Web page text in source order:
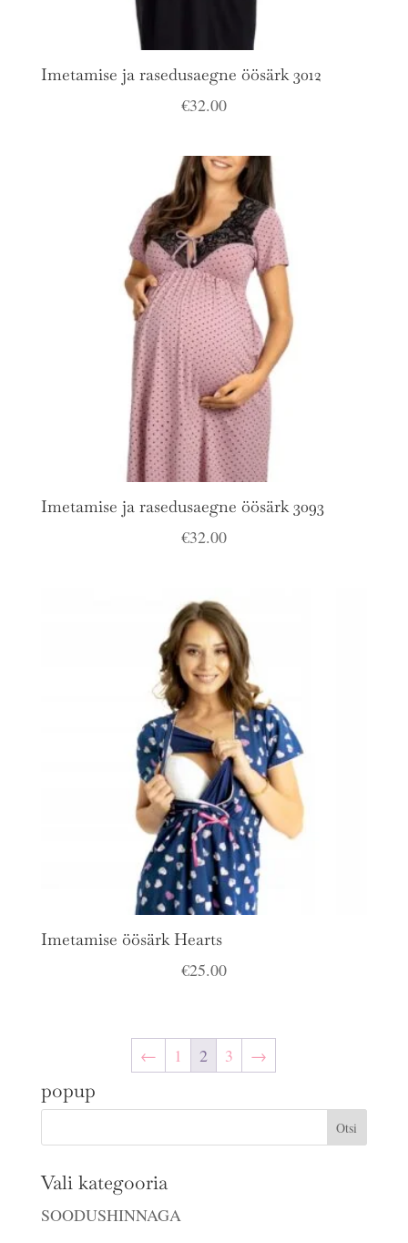
Imetamise ja rasedusaegne öösärk 3012
€32.00
Imetamise ja rasedusaegne öösärk 3093
€32.00
Imetamise öösärk Hearts
€25.00
← 1 2 3 →
popup
Vali kategooria
SOODUSHINNAGA